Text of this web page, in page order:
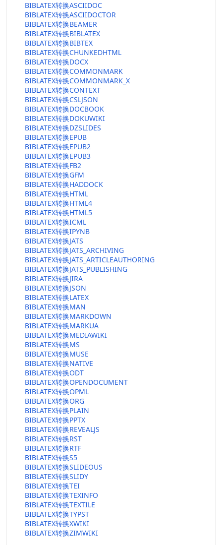
BIBLATEX转换ASCIIDOC
BIBLATEX转换ASCIIDOCTOR
BIBLATEX转换BEAMER
BIBLATEX转换BIBLATEX
BIBLATEX转换BIBTEX
BIBLATEX转换CHUNKEDHTML
BIBLATEX转换DOCX
BIBLATEX转换COMMONMARK
BIBLATEX转换COMMONMARK_X
BIBLATEX转换CONTEXT
BIBLATEX转换CSLJSON
BIBLATEX转换DOCBOOK
BIBLATEX转换DOKUWIKI
BIBLATEX转换DZSLIDES
BIBLATEX转换EPUB
BIBLATEX转换EPUB2
BIBLATEX转换EPUB3
BIBLATEX转换FB2
BIBLATEX转换GFM
BIBLATEX转换HADDOCK
BIBLATEX转换HTML
BIBLATEX转换HTML4
BIBLATEX转换HTML5
BIBLATEX转换ICML
BIBLATEX转换IPYNB
BIBLATEX转换JATS
BIBLATEX转换JATS_ARCHIVING
BIBLATEX转换JATS_ARTICLEAUTHORING
BIBLATEX转换JATS_PUBLISHING
BIBLATEX转换JIRA
BIBLATEX转换JSON
BIBLATEX转换LATEX
BIBLATEX转换MAN
BIBLATEX转换MARKDOWN
BIBLATEX转换MARKUA
BIBLATEX转换MEDIAWIKI
BIBLATEX转换MS
BIBLATEX转换MUSE
BIBLATEX转换NATIVE
BIBLATEX转换ODT
BIBLATEX转换OPENDOCUMENT
BIBLATEX转换OPML
BIBLATEX转换ORG
BIBLATEX转换PLAIN
BIBLATEX转换PPTX
BIBLATEX转换REVEALJS
BIBLATEX转换RST
BIBLATEX转换RTF
BIBLATEX转换S5
BIBLATEX转换SLIDEOUS
BIBLATEX转换SLIDY
BIBLATEX转换TEI
BIBLATEX转换TEXINFO
BIBLATEX转换TEXTILE
BIBLATEX转换TYPST
BIBLATEX转换XWIKI
BIBLATEX转换ZIMWIKI